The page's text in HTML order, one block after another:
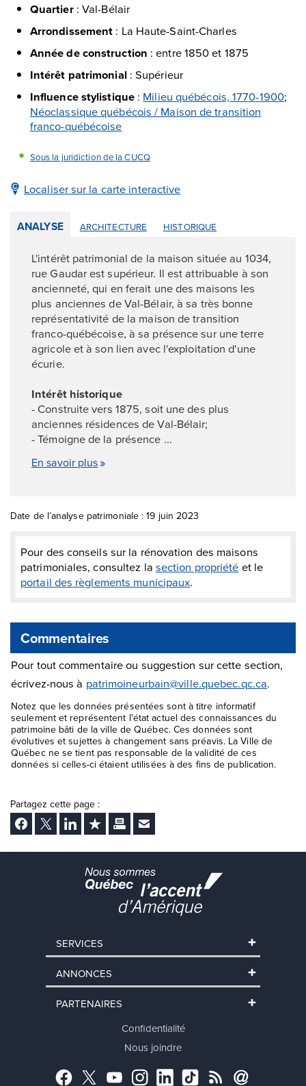
Quartier: Val-Bélair
Arrondissement : La Haute-Saint-Charles
Année de construction :entre 1850 et 1875
Intérêt patrimonial:Supérieur
Influence stylistique: Milieu québécois, 1770-1900;
Néoclassique québécois / Maison de transition
franco-québécoise
Sous la juridiction de la CUCQ
Localiser sur la carte interactive
ANALYSE ARCHITECTURE HISTORIQUE
L'intérêt patrimonial de la maison située au 1034,
rue Gaudar est supérieur. Il est attribuable à son
ancienneté, qui en ferait une des maisons les
plus anciennes de Val-Bélair, à sa très bonne
représentativité de la maison de transition
franco-québécoise, à sa présence sur une terre
agricole et à son lien avec l'exploitation d'une
écurie.
Intérêt historique
- Construite vers 1875, soit une des plus
anciennes résidences de Val-Bélair;
- Témoigne de la présence ...
En savoir plus
Date de l’analyse patrimoniale : 19 juin 2023
Pour des conseils sur la rénovation des maisons
patrimoniales, consultez la section propriété et le
portail des règlements municipaux.
Commentaires
Pour tout commentaire ou suggestion sur cette section,
écrivez-nous à patrimoineurbain@ville.quebec.qc.ca.
Notez que les données présentées sont à titre informatif
seulement et représentent l'état actuel des connaissances du
patrimoine bâti de la ville de Québec. Ces données sont
évolutives et sujettes à changement sans préavis. La Ville de
Québec ne se tient pas responsable de la validité de ces
données si celles-ci étaient utilisées à des fins de publication.
Partagez cette page :
Facebook
Twitter LinkedInAjouter aux favoris
ImprimerEnvoyer Ã un ami
SERVICES
ANNONCES
PARTENAIRES
Confidentialité
Nous joindre
Facebook
TwitterYouTubeInstagram
LinkedInTikTokRSS Abonnement